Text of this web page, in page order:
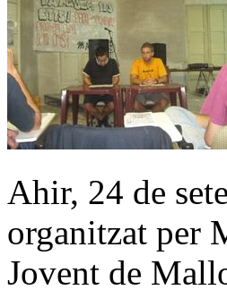
Ahir, 24 de
organitzat per
Jovent de